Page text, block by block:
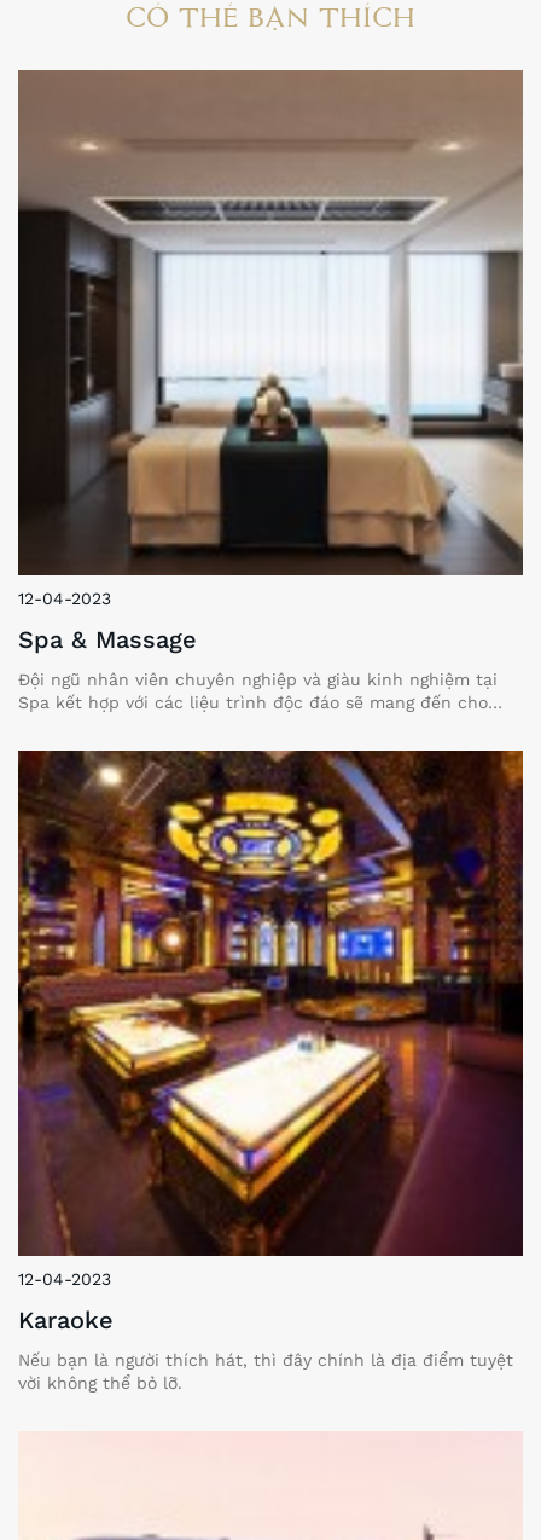
CÓ THỂ BẠN THÍCH
12-04-2023
Spa & Massage
Đội ngũ nhân viên chuyên nghiệp và giàu kinh nghiệm tại
Spa kết hợp với các liệu trình độc đáo sẽ mang đến cho
nghiệm trong không gian yên tĩnh và riêng tư của chúng tôi.
12-04-2023
Karaoke
Nếu bạn là người thích hát, thì đây chính là địa điểm tuyệt
vời không thể bỏ lỡ.